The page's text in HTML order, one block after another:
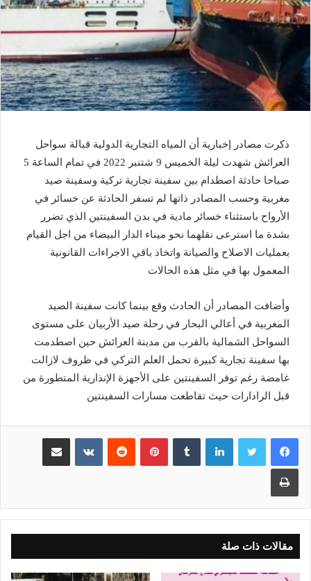
ذكرت مصادر إخبارية أن المياه التجارية الدولية قبالة سواحل
العرائش شهدت ليلة الخميس 9 شتنبر 2022 في تمام الساعة 5
صباحا حادثة اصطدام بين سفينة تجارية تركية وسفينة صيد
مغربية وحسب المصادر ذاتها لم تسفر الحادثة عن خسائر في
الأرواح باستثناء خسائر مادية في بدن السفينتين الذي تضرر
بشدة ما استرعى نقلهما نحو ميناء الدار البيضاء من اجل القيام
بعمليات الاصلاح والصيانة واتخاذ باقي الاجراءات القانونية
المعمول بها في مثل هذه الحالات
وأضافت المصادر أن الحادث وقع بينما كانت سفينة الصيد
المغربية في أعالي البحار في رحلة صيد الأربيان على مستوى
السواحل الشمالية بالقرب من مدينة العرائش حين اصطدمت
بها سفينة تجارية كبيرة تحمل العلم التركي في ظروف لازالت
غامضة رغم توفر السفينتين على الأجهزة الإنذارية المتطورة من
قبل الرادارات حيث تقاطعت مسارات السفينتين
لينكدإن بينتيريست مشاركة عبر البريد
طباعة
مقالات ذات صلة